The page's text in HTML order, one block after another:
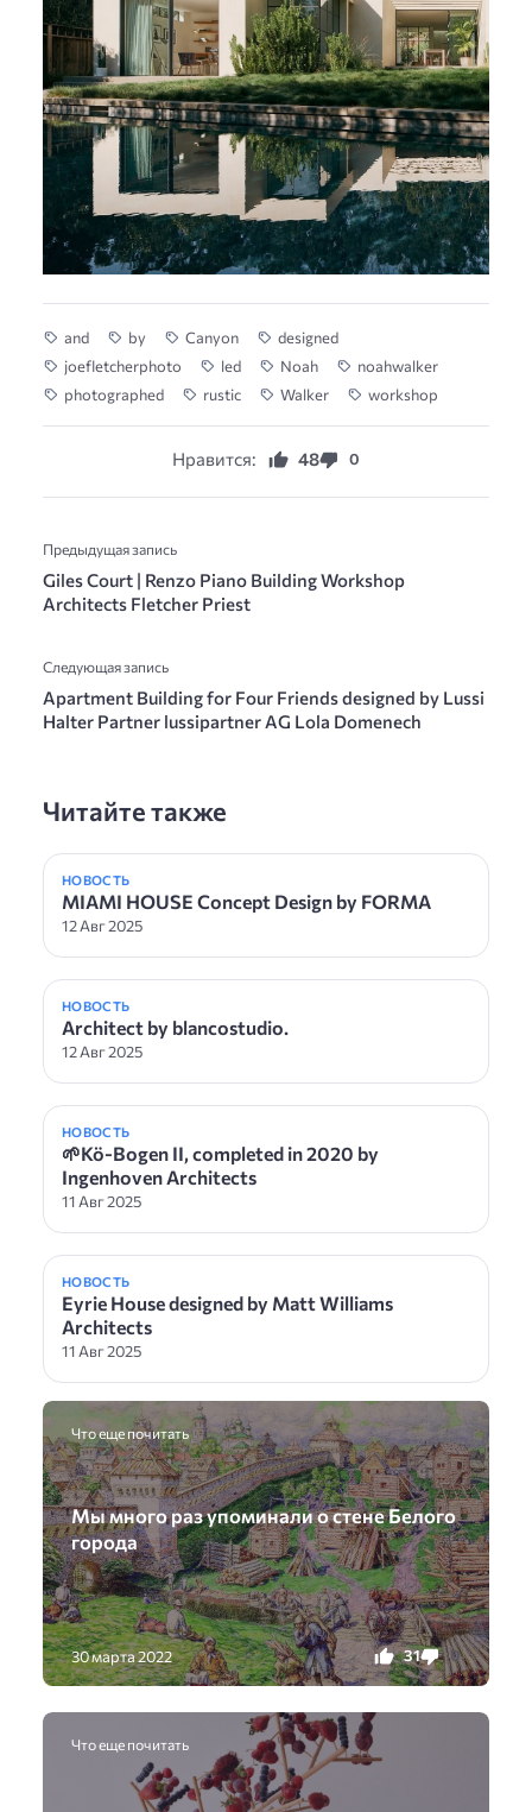
and by Canyon
designed
joefletcherphoto
led Noah
noahwalker
photographed
rustic Walker workshop
Нравится: 48 0
Предыдущая запись
Giles Court | Renzo Piano Building Workshop
Architects Fletcher Priest
Следующая запись
Apartment Building for Four Friends designed by Lussi
Halter Partner lussipartner AG Lola Domenech
Читайте также
НОВОСТЬ
MIAMI HOUSE Concept Design by FORMA
12 Авг 2025
НОВОСТЬ
Architect by blancostudio.
12 Авг 2025
НОВОСТЬ
🌱Kö-Bogen II, completed in 2020 by
Ingenhoven Architects
11 Авг 2025
НОВОСТЬ
Eyrie House designed by Matt Williams
Architects
11 Авг 2025
Что еще почитать
Мы много раз упоминали о стене Белого
города
30 марта 2022 31 0
Что еще почитать